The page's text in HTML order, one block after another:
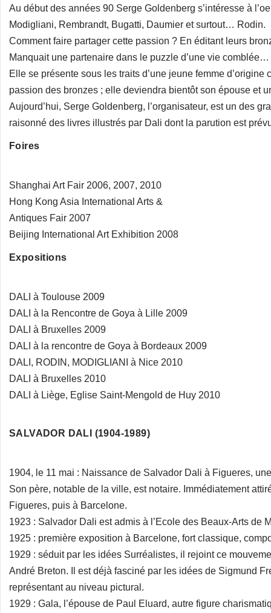
Au début des années 90 Serge Goldenberg s’intéresse à
Modigliani, Rembrandt, Bugatti, Daumier et surtout… Rodin.
Comment faire partager cette passion ? En éditant leurs
Manquait une partenaire dans le puzzle d’une vie comblée…
Elle se présente sous les traits d’une jeune femme
passion des bronzes ; elle deviendra bientôt son épouse et
Aujourd’hui, Serge Goldenberg, l’organisateur, est un des
raisonné des livres illustrés par Dali dont la parution est
Foires
Shanghai Art Fair 2006, 2007, 2010
Hong Kong Asia International Arts &
Antiques Fair 2007
Beijing International Art Exhibition 2008
Expositions
DALI à Toulouse 2009
DALI à la Rencontre de Goya à Lille 2009
DALI à Bruxelles 2009
DALI à la rencontre de Goya à Bordeaux 2009
DALI, RODIN, MODIGLIANI à Nice 2010
DALI à Bruxelles 2010
DALI à Liège, Eglise Saint-Mengold de Huy 2010
SALVADOR DALI (1904-1989)
1904, le 11 mai : Naissance de Salvador Dali à Figueres,
Son père, notable de la ville, est notaire. Immédiatement
Figueres, puis à Barcelone.
1923 : Salvador Dali est admis à l’Ecole des Beaux-Arts de
1925 : première exposition à Barcelone, fort classique,
1929 : séduit par les idées Surréalistes, il rejoint ce
André Breton. Il est déjà fasciné par les idées de Sigmund
représentant au niveau pictural.
1929 : Gala, l’épouse de Paul Eluard, autre figure